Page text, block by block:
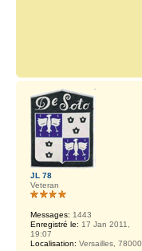
JL 78
Veteran
Messages: 1443
Enregistré le: 17 Jan 2011,
19:07
Localisation: Versailles, 78000